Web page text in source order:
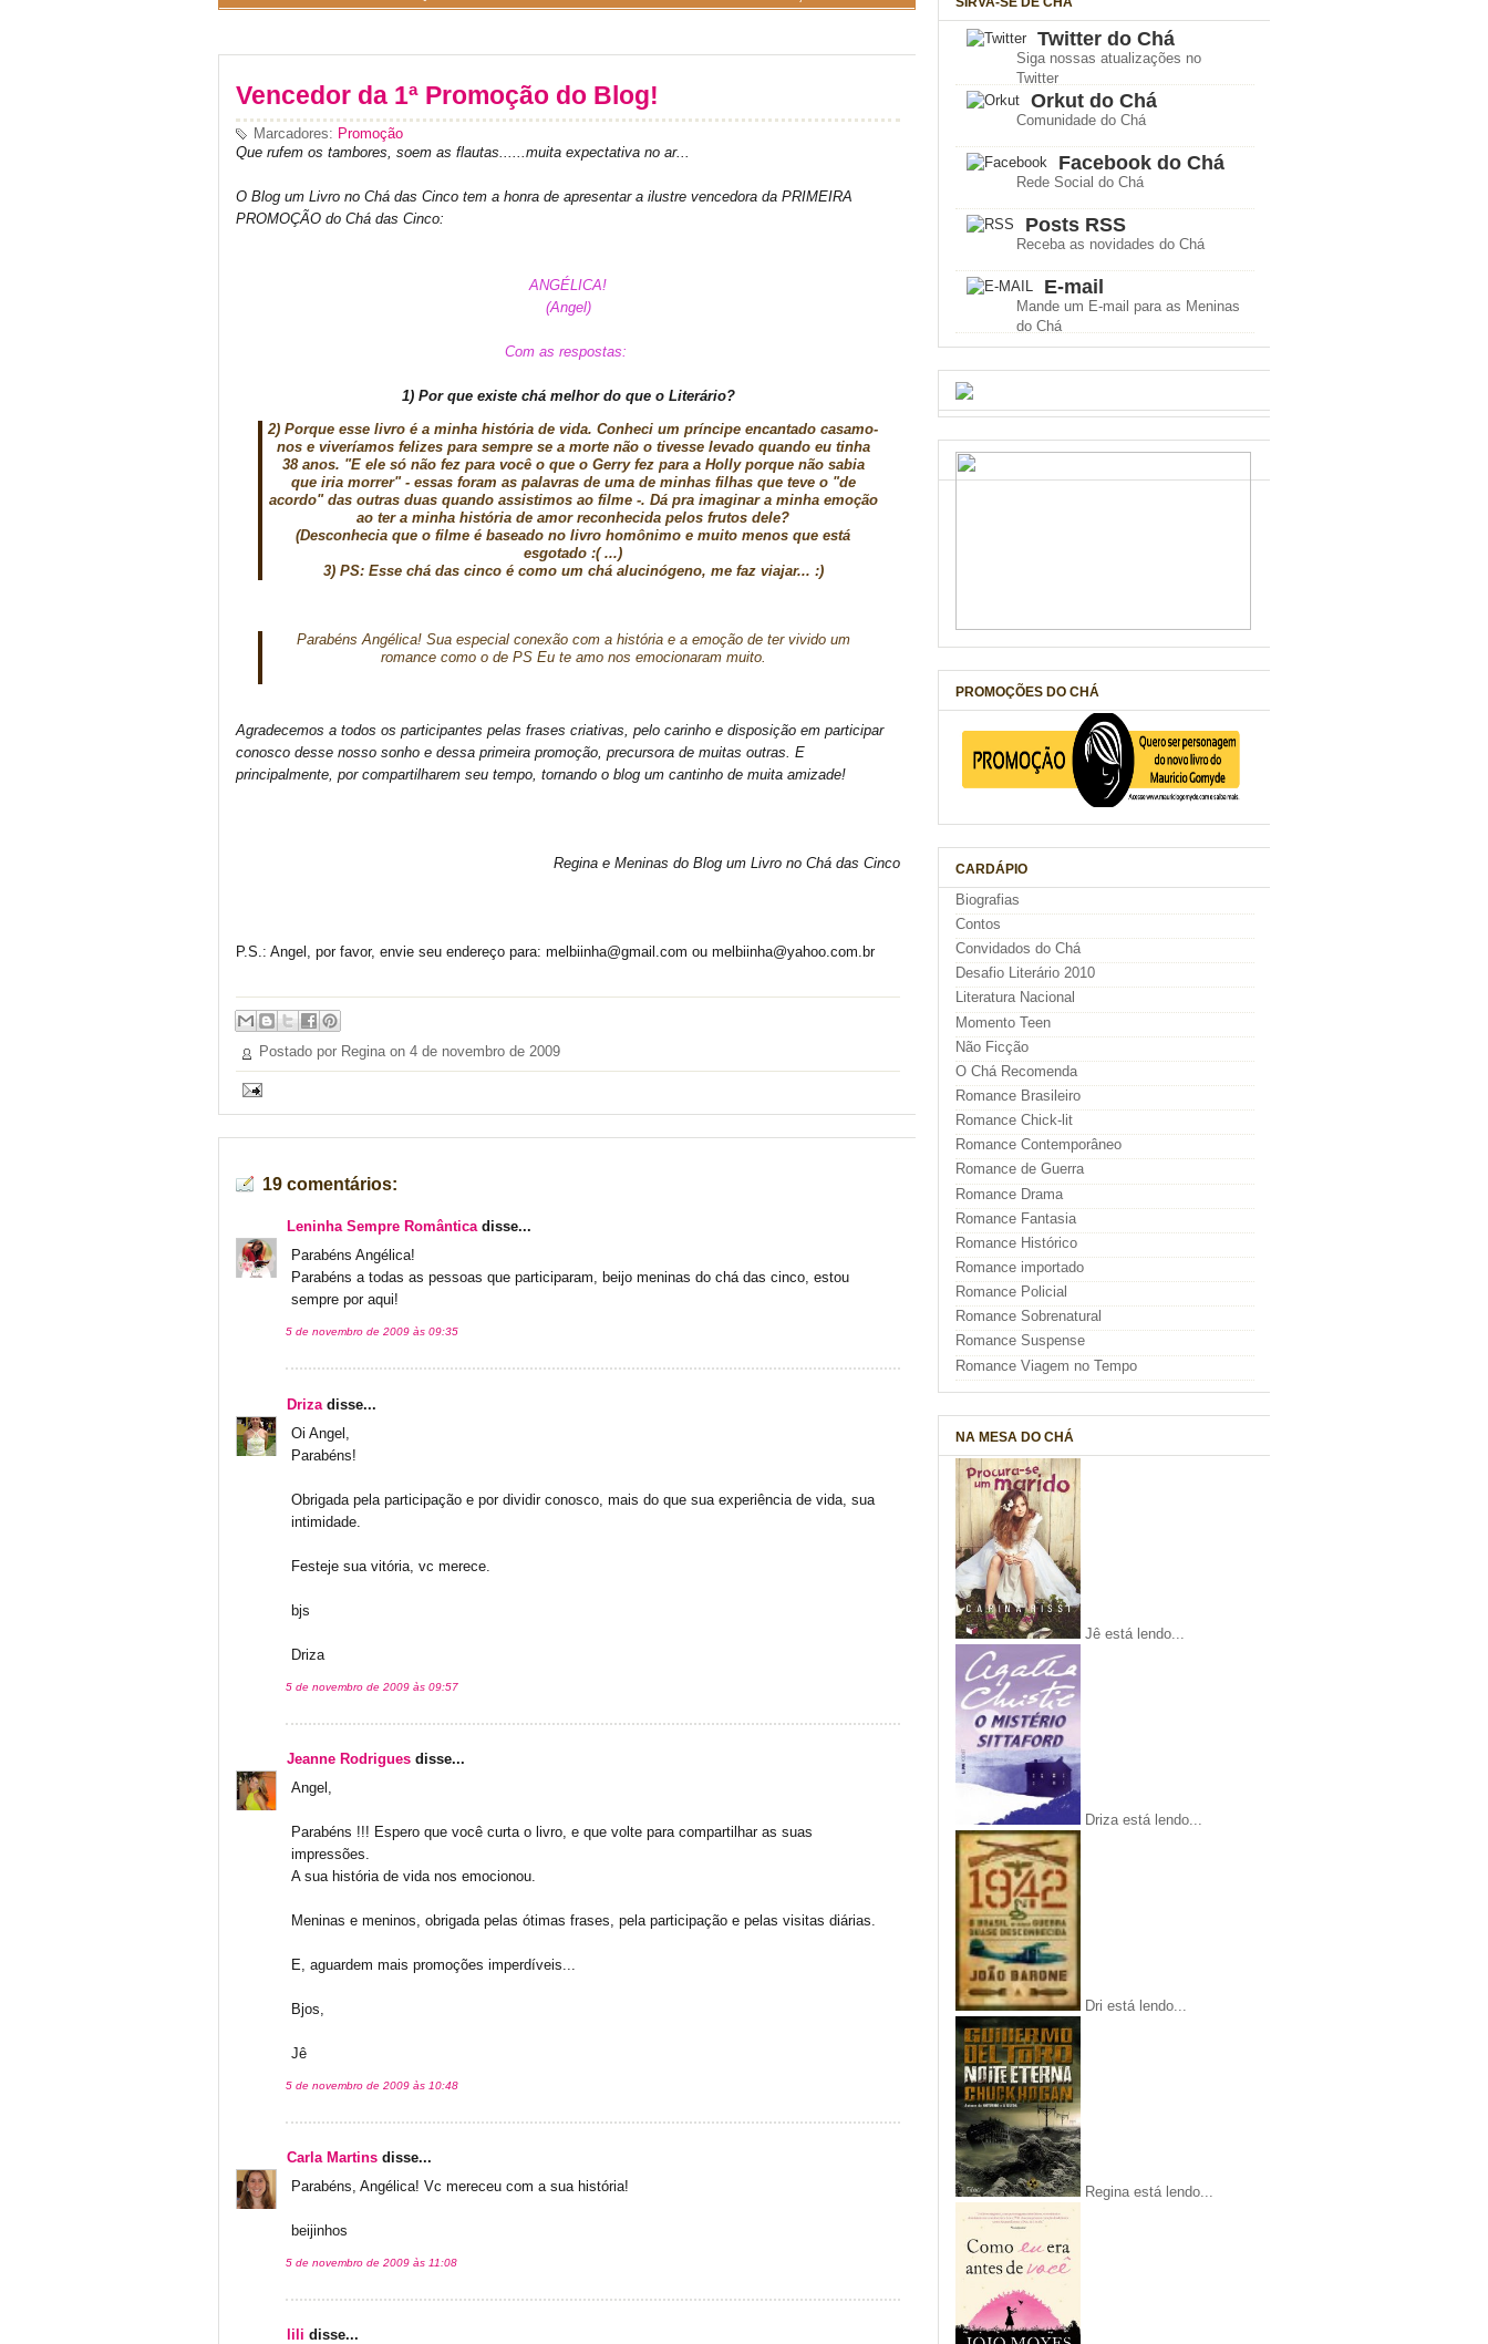
Vencedor da 1ª Promoção do Blog!
Marcadores: Promoção
Que rufem os tambores, soem as flautas......muita expectativa no ar...
O Blog um Livro no Chá das Cinco tem a honra de apresentar a ilustre vencedora da PRIMEIRA
PROMOÇÃO do Chá das Cinco:
ANGÉLICA!
(Angel)
Com as respostas:
1) Por que existe chá melhor do que o Literário?
2) Porque esse livro é a minha história de vida. Conheci um príncipe encantado casamo-
nos e viveríamos felizes para sempre se a morte não o tivesse levado quando eu tinha
38 anos. "E ele só não fez para você o que o Gerry fez para a Holly porque não sabia
que iria morrer" - essas foram as palavras de uma de minhas filhas que teve o "de
acordo" das outras duas quando assistimos ao filme -. Dá pra imaginar a minha emoção
ao ter a minha história de amor reconhecida pelos frutos dele?
(Desconhecia que o filme é baseado no livro homônimo e muito menos que está
esgotado :( ...)
3) PS: Esse chá das cinco é como um chá alucinógeno, me faz viajar... :)
Parabéns Angélica! Sua especial conexão com a história e a emoção de ter vivido um
romance como o de PS Eu te amo nos emocionaram muito.
Agradecemos a todos os participantes pelas frases criativas, pelo carinho e disposição em participar
conosco desse nosso sonho e dessa primeira promoção, precursora de muitas outras. E
principalmente, por compartilharem seu tempo, tornando o blog um cantinho de muita amizade!
Regina e Meninas do Blog um Livro no Chá das Cinco
P.S.: Angel, por favor, envie seu endereço para: melbiinha@gmail.com ou melbiinha@yahoo.com.br
Postado por Regina on 4 de novembro de 2009
19 comentários:
Leninha Sempre Românticadisse...
Parabéns Angélica!
Parabéns a todas as pessoas que participaram, beijo meninas do chá das cinco, estou
sempre por aqui!
5 de novembro de 2009 às 09:35
Driza disse...
Oi Angel,
Parabéns!
Obrigada pela participação e por dividir conosco, mais do que sua experiência de vida, sua
intimidade.
Festeje sua vitória, vc merece.
bjs
Driza
5 de novembro de 2009 às 09:57
Jeanne Rodrigues disse...
Angel,
Parabéns !!! Espero que você curta o livro, e que volte para compartilhar as suas
impressões.
A sua história de vida nos emocionou.
Meninas e meninos, obrigada pelas ótimas frases, pela participação e pelas visitas diárias.
E, aguardem mais promoções imperdíveis...
Bjos,
Jê
5 de novembro de 2009 às 10:48
Carla Martins disse...
Parabéns, Angélica! Vc mereceu com a sua história!
beijinhos
5 de novembro de 2009 às 11:08
lili disse...
Twitter do Chá
Siga nossas atualizações no
Twitter
Orkut do Chá
Comunidade do Chá
Facebook do Chá
Rede Social do Chá
Posts RSS
Receba as novidades do Chá
E-mail
Mande um E-mail para as Meninas
do Chá
PROMOÇÕES DO CHÁ
CARDÁPIO
Biografias
Contos
Convidados do Chá
Desafio Literário 2010
Literatura Nacional
Momento Teen
Não Ficção
O Chá Recomenda
Romance Brasileiro
Romance Chick-lit
Romance Contemporâneo
Romance de Guerra
Romance Drama
Romance Fantasia
Romance Histórico
Romance importado
Romance Policial
Romance Sobrenatural
Romance Suspense
Romance Viagem no Tempo
NA MESA DO CHÁ
Jê está lendo...
Driza está lendo...
Dri está lendo...
Regina está lendo...